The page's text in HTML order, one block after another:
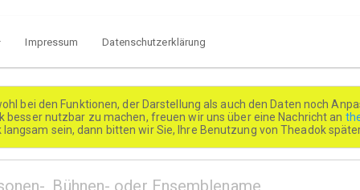
Impressum Datenschutzerklärung
bei den Funktionen, der Darstellung als auch den Daten noch
besser nutzbar zu machen, freuen wir uns über eine Nachricht an
sein, dann bitten wir Sie, Ihre Benutzung von Theadok